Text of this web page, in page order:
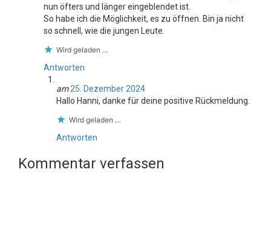
nun öfters und länger eingeblendet ist.
So habe ich die Möglichkeit, es zu öffnen. Bin ja nicht
so schnell, wie die jungen Leute.
Wird geladen …
Antworten
am 25. Dezember 2024
Hallo Hanni, danke für deine positive Rückmeldung.
Wird geladen …
Antworten
Kommentar verfassen